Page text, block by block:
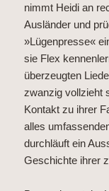
nimmt Heidi an
Ausländer und
»Lügenpresse«
sie Flex
überzeugten
zwanzig vollzieht
Kontakt zu ihrer
alles
durchläuft ein
Geschichte ihrer